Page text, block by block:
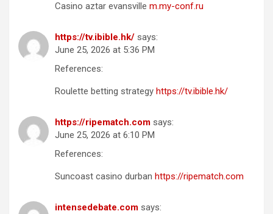
Casino aztar evansville m.my-conf.ru
https://tv.ibible.hk/ says:
June 25, 2026 at 5:36 PM
References:
Roulette betting strategy https://tv.ibible.hk/
https://ripematch.com says:
June 25, 2026 at 6:10 PM
References:
Suncoast casino durban https://ripematch.com
intensedebate.com says: